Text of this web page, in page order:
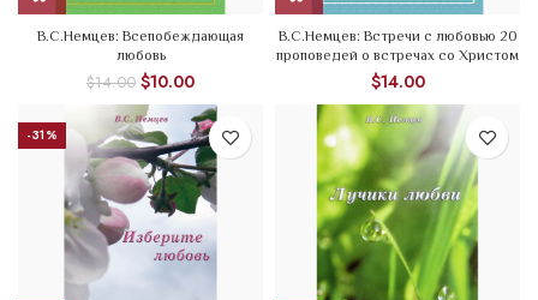
В.С.Немцев: Всепобеждающая
любовь
$14.00 $10.00
В.С.Немцев: Встречи с любовью 20
проповедей о встречах со Христом
$14.00
-31%